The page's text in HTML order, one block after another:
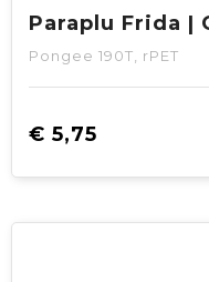
Pongee 190T, rPET
€ 5,75